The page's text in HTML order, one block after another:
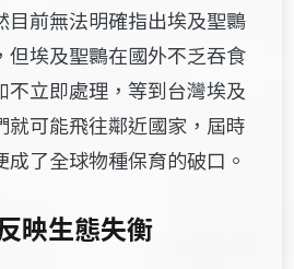
目前無法明確指出埃及聖䴉
但埃及聖䴉在國外不乏吞食
不立即處理，等到台灣埃及
就可能飛往鄰近國家，屆時
了全球物種保育的破口。
映生態失衡